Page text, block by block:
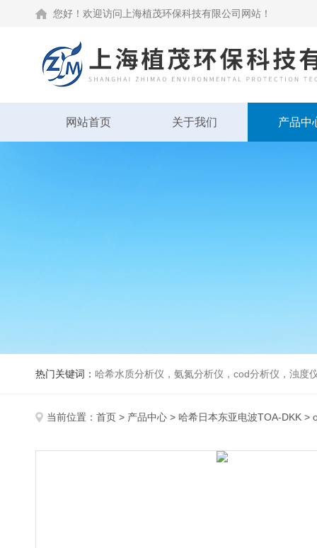
您好！欢迎访问上海植茂环保科技有限公司网站！
网站首页 关于我们 产品中
热门关键词： 哈希水质分析仪，氨氮分析仪，cod分析仪，浊度
当前位置： 首页 > 产品中心 > 哈希日本东亚电波TOA-DKK >